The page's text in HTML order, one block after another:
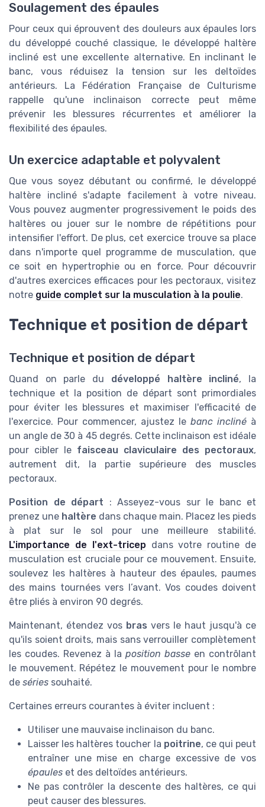
Soulagement des épaules
Pour ceux qui éprouvent des douleurs aux épaules lors
du développé couché classique, le développé haltère
incliné est une excellente alternative. En inclinant le
banc, vous réduisez la tension sur les deltoïdes
antérieurs. La Fédération Française de Culturisme
rappelle qu'une inclinaison correcte peut même
prévenir les blessures récurrentes et améliorer la
flexibilité des épaules.
Un exercice adaptable et polyvalent
Que vous soyez débutant ou confirmé, le développé
haltère incliné s'adapte facilement à votre niveau.
Vous pouvez augmenter progressivement le poids des
haltères ou jouer sur le nombre de répétitions pour
intensifier l'effort. De plus, cet exercice trouve sa place
dans n'importe quel programme de musculation, que
ce soit en hypertrophie ou en force. Pour découvrir
d'autres exercices efficaces pour les pectoraux, visitez
notre guide complet sur la musculation à la poulie.
Technique et position de départ
Technique et position de départ
Quand on parle du développé haltère incliné, la
technique et la position de départ sont primordiales
pour éviter les blessures et maximiser l'efficacité de
l'exercice. Pour commencer, ajustez le banc incliné à
un angle de 30 à 45 degrés. Cette inclinaison est idéale
pour cibler le faisceau claviculaire des pectoraux,
autrement dit, la partie supérieure des muscles
pectoraux.
Position de départ : Asseyez-vous sur le banc et
prenez une haltère dans chaque main. Placez les pieds
à plat sur le sol pour une meilleure stabilité.
L'importance de l'ext-tricep dans votre routine de
musculation est cruciale pour ce mouvement. Ensuite,
soulevez les haltères à hauteur des épaules, paumes
des mains tournées vers l’avant. Vos coudes doivent
être pliés à environ 90 degrés.
Maintenant, étendez vos bras vers le haut jusqu'à ce
qu'ils soient droits, mais sans verrouiller complètement
les coudes. Revenez à la position basse en contrôlant
le mouvement. Répétez le mouvement pour le nombre
de séries souhaité.
Certaines erreurs courantes à éviter incluent :
Utiliser une mauvaise inclinaison du banc.
Laisser les haltères toucher la poitrine, ce qui peut
entraîner une mise en charge excessive de vos
épaules et des deltoïdes antérieurs.
Ne pas contrôler la descente des haltères, ce qui
peut causer des blessures.